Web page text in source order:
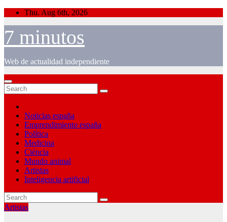
Skip
content
Thu. Aug 6th, 2026
7 minutos
Web de actualidad independiente
Noticias españa
Emprendimiento españa
Política
Medicina
Ciéncia
Mundo animal
Artistas
Inteligencia artificial
Artistas